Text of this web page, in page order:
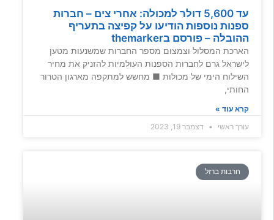
עד 5,600 דולר למכולה: אחרי צים – חברות
ספנות נוספות הודיעו על קפיצה בתעריף
ההובלה – פורסם בthemarker
הארכת המסלול וצמצום מספר החברות שמשנעות מטען
לישראל גרם לחברות הספנות העולמיות להזניק את מחיר
השילוח הימי של מכולות ■ מחשש למתקפה מארגון הטרור
החותי,
קרא עוד »
עורך ראשי
דצמבר 19, 2023
חרבות ברזל